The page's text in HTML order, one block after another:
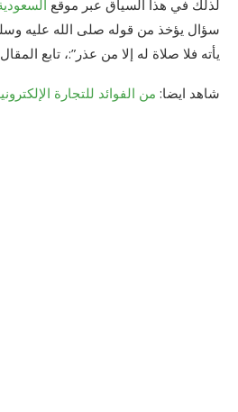
لذلك في هذا السياق عبر موقع
سؤال يؤخذ من قوله صلى الله عليه
يأته فلا صلاة له إلا من عذر”:، تابع
شاهد ايضا: من الفوائد للتجارة